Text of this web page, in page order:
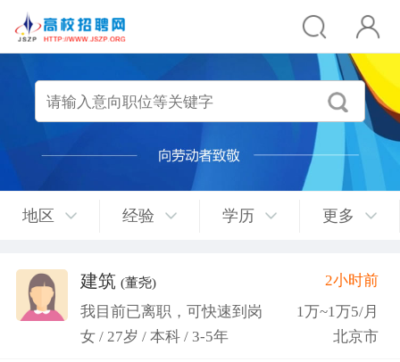
地区 经验 学历 更多
建筑 (董尧)
2小时前
我目前已离职，可快速到岗
1万~1万5/月
女 / 27岁 / 本科 / 3-5年
北京市